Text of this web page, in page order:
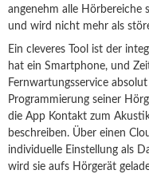
angenehm alle Hörbereiche
und wird nicht mehr als
Ein cleveres Tool ist der
hat ein Smartphone, und
Fernwartungsservice
Programmierung seiner
die App Kontakt zum
beschreiben. Über einen
individuelle Einstellung als
wird sie aufs Hörgerät